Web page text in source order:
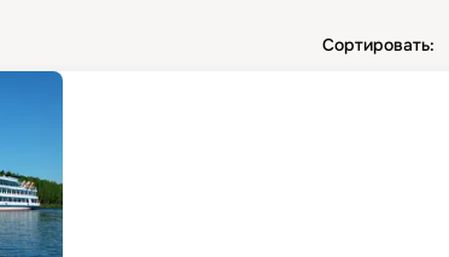
Сортировать: